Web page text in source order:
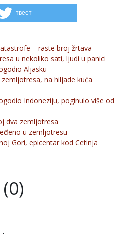
твеет
– raste broj žrtava
u nekoliko sati, ljudi u panici
Aljasku
na hiljade kuća
Indoneziju, poginulo više od
dva zemljotresa
u zemljotresu
Gori, epicentar kod Cetinja